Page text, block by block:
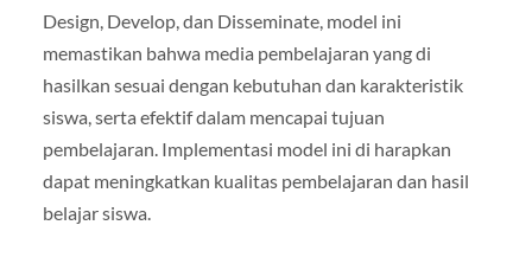
Design, Develop, dan Disseminate, model ini
memastikan bahwa media pembelajaran yang di
hasilkan sesuai dengan kebutuhan dan karakteristik
siswa, serta efektif dalam mencapai tujuan
pembelajaran. Implementasi model ini di harapkan
dapat meningkatkan kualitas pembelajaran dan hasil
belajar siswa.